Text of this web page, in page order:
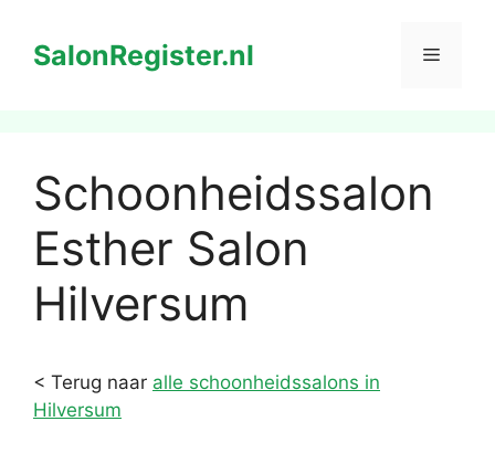
naarSalonRegister.nl Menu
Schoonheidssalon
Esther Salon
Hilversum
< Terug naar alle schoonheidssalons in
Hilversum